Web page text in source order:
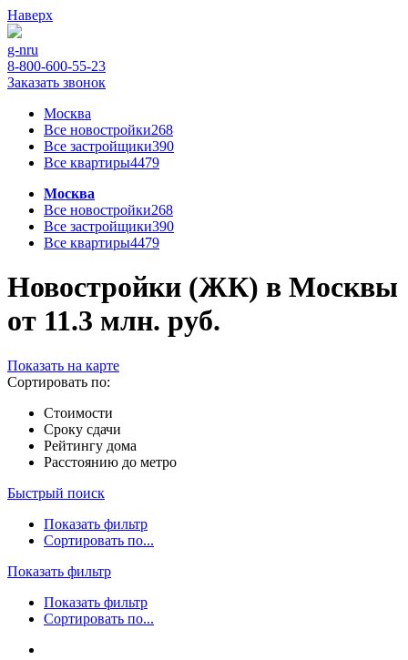
Наверх
g-nru
8-800-600-55-23
Заказать звонок
Москва
Все новостройки268
Все застройщики390
Все квартиры4479
Москва
Все новостройки268
Все застройщики390
Все квартиры4479
Новостройки (ЖК) в Москвы
от 11.3 млн. руб.
Показать на карте
Сортировать по:
Стоимости
Сроку сдачи
Рейтингу дома
Расстоянию до метро
Быстрый поиск
Показать фильтр
Сортировать по...
Показать фильтр
Показать фильтр
Сортировать по...